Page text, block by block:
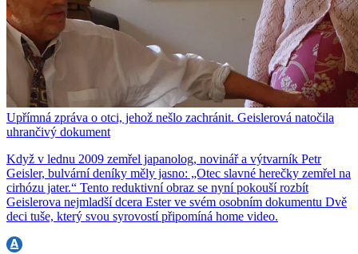
Upřímná zpráva o otci, jehož nešlo zachránit. Geislerová natočila
uhrančivý dokument
Když v lednu 2009 zemřel japanolog, novinář a výtvarník Petr
Geisler, bulvární deníky měly jasno: „Otec slavné herečky zemřel na
cirhózu jater.“ Tento reduktivní obraz se nyní pokouší rozbít
Geislerova nejmladší dcera Ester ve svém osobním dokumentu Dvě
deci tuše, který svou syrovostí připomíná home video.